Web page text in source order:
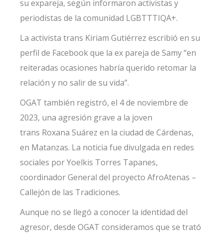
su expareja, según informaron activistas y
periodistas de la comunidad LGBTTTIQA+.
La activista trans Kiriam Gutiérrez escribió en su
perfil de Facebook que la ex pareja de Samy “en
reiteradas ocasiones habría querido retomar la
relación y no salir de su vida”.
OGAT también registró, el 4 de noviembre de
2023, una agresión grave a la joven
trans Roxana Suárez en la ciudad de Cárdenas,
en Matanzas. La noticia fue divulgada en redes
sociales por Yoelkis Torres Tapanes,
coordinador General del proyecto AfroAtenas –
Callejón de las Tradiciones.
Aunque no se llegó a conocer la identidad del
agresor, desde OGAT consideramos que se trató